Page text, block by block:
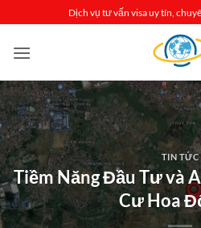
qua
nội
Dịch vụ tư vấn visa uy tín,
TIN TỨC
Tiềm Năng Đầu Tư và
Cư Hoa